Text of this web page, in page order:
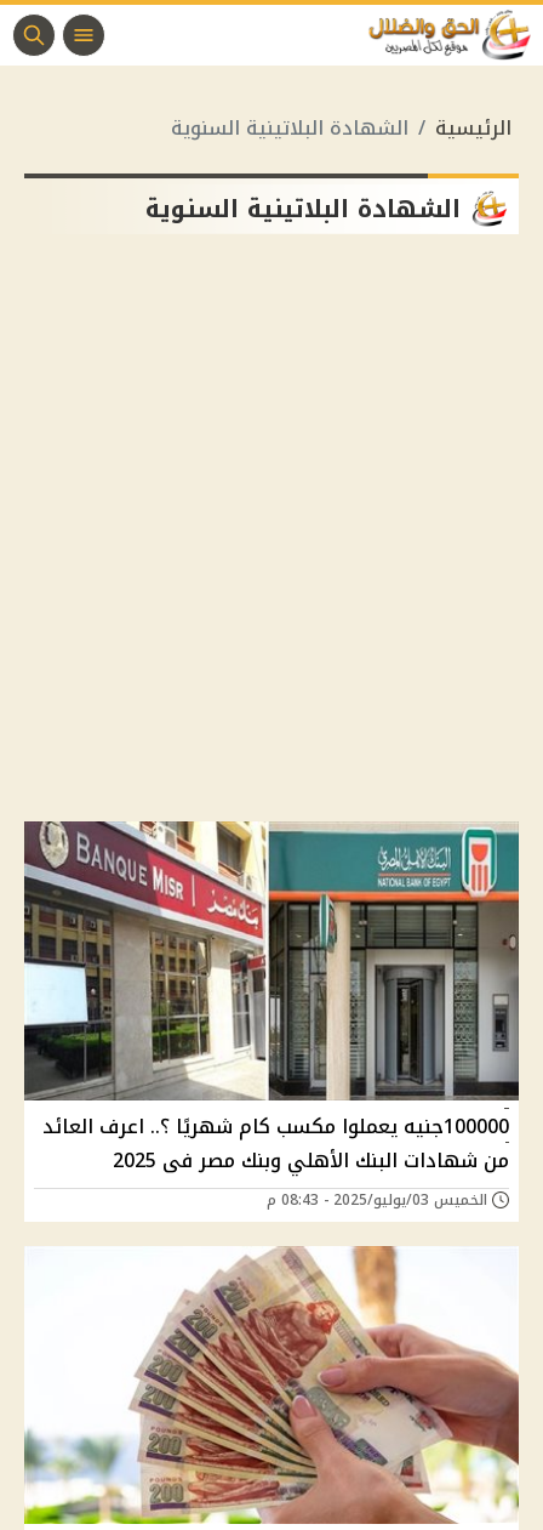
الرئيسية الشهادة البلاتينية السنوية
الشهادة البلاتينية السنوية
100000جنيه يعملوا مكسب كام شهريًا ؟.. اعرف العائد
من شهادات البنك الأهلي وبنك مصر فى 2025
الخميس 03/يوليو/2025 - 08:43 م